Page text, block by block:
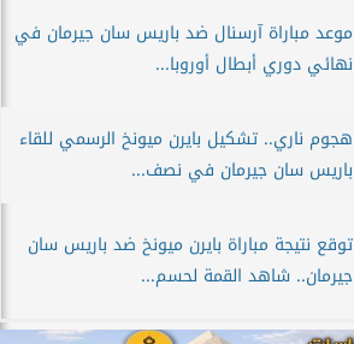
موعد مباراة آرسنال ضد باريس سان جيرمان في
نهائي دوري أبطال أوروبا...
هجوم ناري.. تشكيل بايرن ميونخ الرسمي للقاء
باريس سان جيرمان في نصف...
توقع نتيجة مباراة بايرن ميونخ ضد باريس سان
جيرمان.. شاهد القمة لحسم...